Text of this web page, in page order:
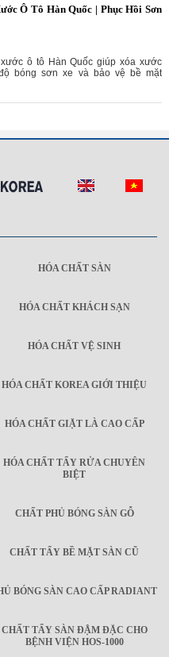
Ô Tô Hàn Quốc | Phục Hồi Sơn
ô tô Hàn Quốc giúp xóa xước
bóng sơn xe và bảo vệ bề mặt
HÓA CHẤT SÀN
HÓA CHẤT KHÁCH SẠN
HÓA CHẤT VỆ SINH
HÓA CHẤT KOREA GIỚI THIỆU
HÓA CHẤT GIẶT LÀ CAO CẤP
HÓA CHẤT TẨY RỬA CHUYÊN
BIỆT
CHẤT PHỦ BÓNG SÀN GỖ
CHẤT TẨY BỀ MẶT SÀN CŨ
BÓNG SÀN CAO CẤP RADIANT
CHẤT TẨY SÀN ĐẬM ĐẶC CHO
BỆNH VIỆN HOS-1000